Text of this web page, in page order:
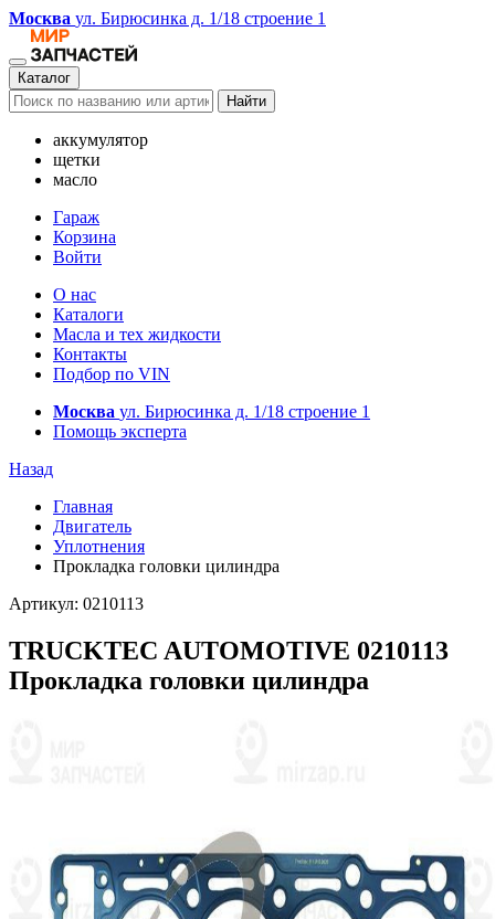
Москва ул. Бирюсинка д. 1/18 строение 1
Каталог
Найти
аккумулятор
щетки
масло
Гараж
Корзина
Войти
О нас
Каталоги
Масла и тех жидкости
Контакты
Подбор по VIN
Москва ул. Бирюсинка д. 1/18 строение 1
Помощь эксперта
Назад
Главная
Двигатель
Уплотнения
Прокладка головки цилиндра
Артикул: 0210113
TRUCKTEC AUTOMOTIVE 0210113
Прокладка головки цилиндра